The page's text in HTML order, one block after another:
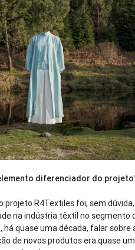
diferenciador do
projeto R4Textiles foi, sem
na indústria têxtil no segmento
há quase uma década, falar sobre
de novos produtos era quase